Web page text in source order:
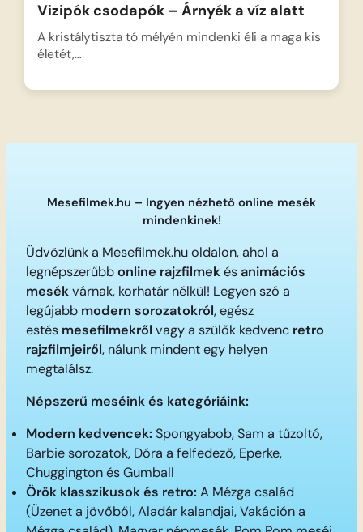
Vizipók csodapók – Árnyék a víz alatt
A kristálytiszta tó mélyén mindenki éli a maga kis
életét,…
Mesefilmek.hu – Ingyen nézhető online mesék
mindenkinek!
Üdvözlünk a Mesefilmek.hu oldalon, ahol a
legnépszerűbbonline rajzfilmekésanimációs
mesékvárnak, korhatár nélkül! Legyen szó a
legújabb modern sorozatokról, egész
estés mesefilmekről vagy a szülők kedvenc retro
rajzfilmjeiről, nálunk mindent egy helyen
megtalálsz.
Népszerű meséink és kategóriáink:
Modern kedvencek: Spongyabob, Sam a tűzoltó,
Barbie sorozatok, Dóra a felfedező, Eperke,
Chuggington és Gumball
Örök klasszikusok és retro: A Mézga család
(Üzenet a jövőből, Aladár kalandjai, Vakáción a